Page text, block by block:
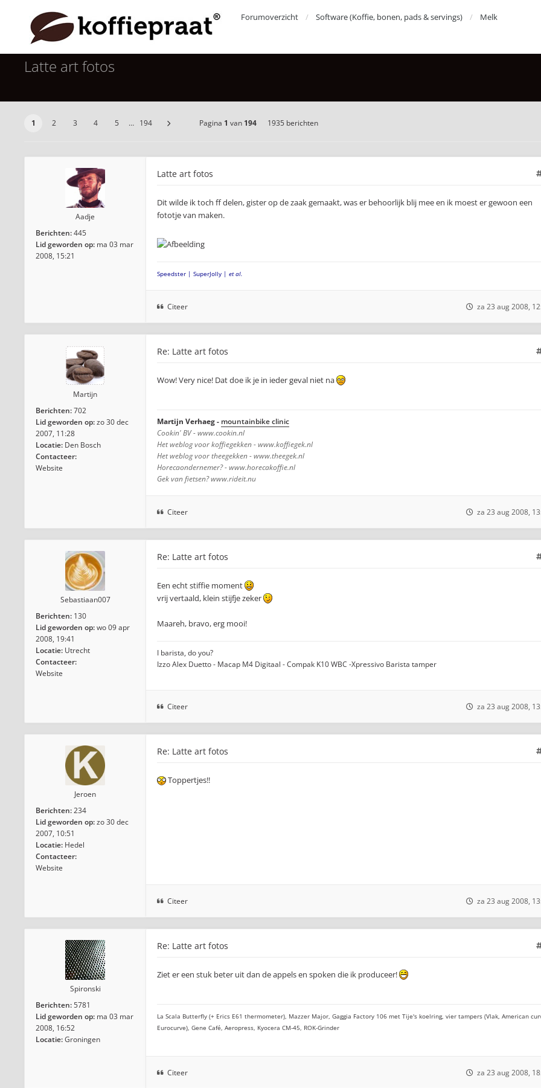
Forumoverzicht Software (Koffie, bonen, pads & servings) Melk
Latte art fotos
1 2 3 4 5 … 194 Pagina 1 van 194 1935 berichten
Aadje
Berichten:445
Lid geworden op: ma 03 mar
2008, 15:21
Latte art fotos
Dit wilde ik toch ff delen, gister op de zaak gemaakt, was er behoorlijk blij mee en ik moest er gewoon een
fototje van maken.
Speedster | SuperJolly | et al.
Citeer za 23 aug 2008,
Martijn
Berichten:702
Lid geworden op:zo 30 dec
2007, 11:28
Locatie: Den Bosch
Contacteer:
Website
Re: Latte art fotos
Wow! Very nice! Dat doe ik je in ieder geval niet na
Martijn Verhaeg - mountainbike clinic
Cookin' BV - www.cookin.nl
Het weblog voor koffiegekken - www.koffiegek.nl
Het weblog voor theegekken - www.theegek.nl
Horecaondernemer? - www.horecakoffie.nl
Gek van fietsen? www.rideit.nu
Citeer za 23 aug 2008,
Sebastiaan007
Berichten: 130
Lid geworden op:wo 09 apr
2008, 19:41
Locatie: Utrecht
Contacteer:
Website
Re: Latte art fotos
Een echt stiffie moment
vrij vertaald, klein stijfje zeker
Maareh, bravo, erg mooi!
I barista, do you?
Izzo Alex Duetto - Macap M4 Digitaal - Compak K10 WBC -Xpressivo Barista tamper
Citeer za 23 aug 2008,
Jeroen
Berichten:234
Lid geworden op:zo 30 dec
2007, 10:51
Locatie: Hedel
Contacteer:
Website
Re: Latte art fotos
Toppertjes!!
Citeer za 23 aug 2008,
Spironski
Berichten:5781
Lid geworden op: ma 03 mar
2008, 16:52
Locatie:Groningen
Re: Latte art fotos
Ziet er een stuk beter uit dan de appels en spoken die ik produceer!
La Scala Butterfly (+ Erics E61 thermometer), Mazzer Major, Gaggia Factory 106 met Tije's koelring, vier tampers (Vlak, American
Eurocurve), Gene Café, Aeropress, Kyocera CM-45, ROK-Grinder
Citeer za 23 aug 2008,